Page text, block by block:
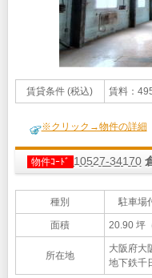
賃貸条件 (税込) 賃料：
※クリック→物件の詳細
物件ｺｰﾄﾞ 10527-34170
種別 駐車場
面積 20.90 坪
所在地
大阪府大
地下鉄千